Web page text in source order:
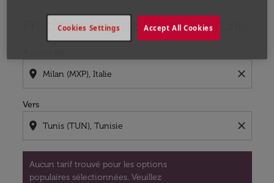
Prochains Vols de Milan vers Tunis
location_on close
Vers
location_on close
Aucun tarif trouvé pour les options
populaires sélectionnées. Veuillez
Aucun tarif trouvé pour les options populaires
Accept All Cookies
Cookies Settings